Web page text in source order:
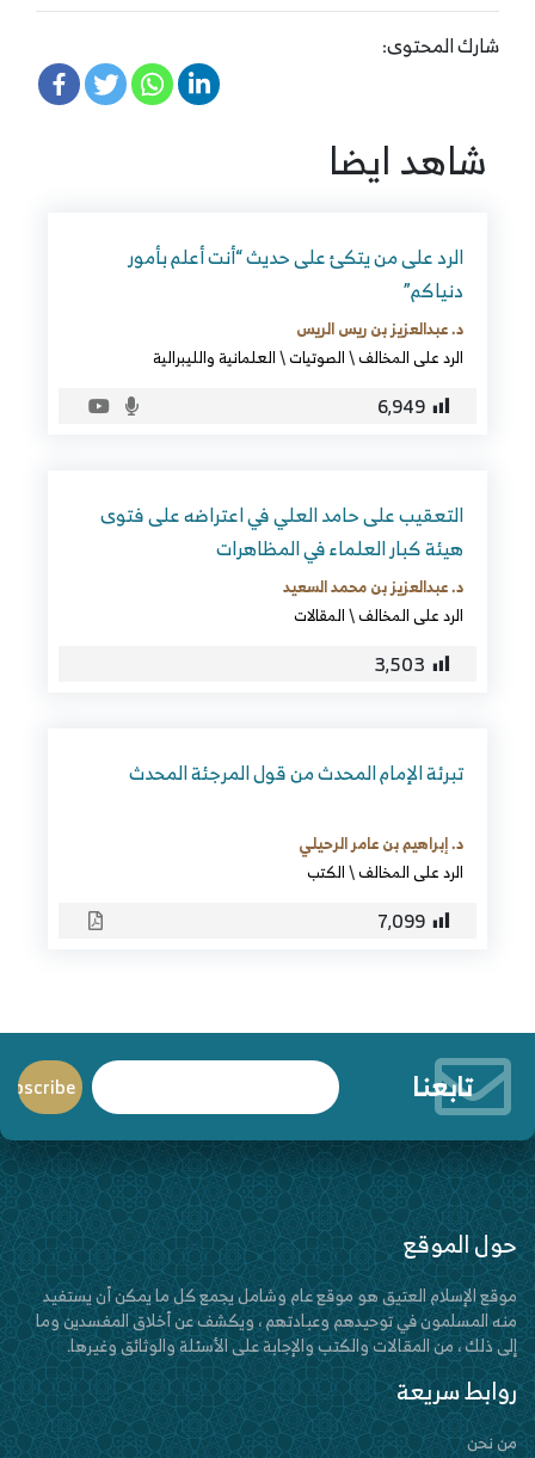
شارك المحتوى:
شاهد ايضا
الرد على من يتكئ على حديث “أنت أعلم بأمور
دنياكم”
د. عبدالعزيز بن ريس الريس
الرد على المخالف\الصوتيات\العلمانية والليبرالية
6٬949
التعقيب على حامد العلي في اعتراضه على فتوى
هيئة كبار العلماء في المظاهرات
د. عبدالعزيز بن محمد السعيد
الرد على المخالف\المقالات
3٬503
تبرئة الإمام المحدث من قول المرجئة المحدث
د. إبراهيم بن عامر الرحيلي
الرد على المخالف\الكتب
7٬099
تابعنا
حول الموقع
موقع الإسلام العتيق هو موقع عام وشامل يجمع كل ما يمكن أن يستفيد
منه المسلمون في توحيدهم وعبادتهم ، ويكشف عن أخلاق المفسدين وما
إلى ذلك ، من المقالات والكتب والإجابة على الأسئلة والوثائق وغيرها.
روابط سريعة
من نحن